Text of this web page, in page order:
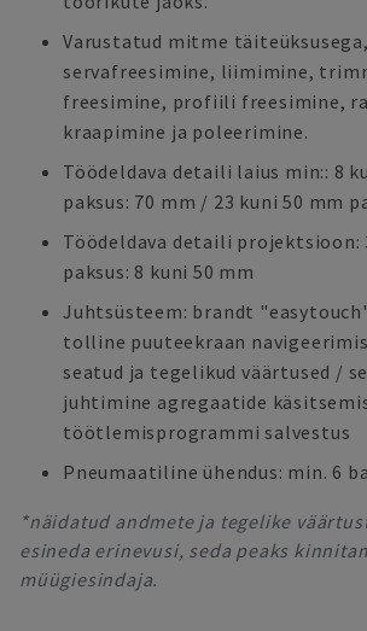
Varustatud mitme
servafreesimine, liimimine,
freesimine, profiili freesimine,
kraapimine ja poleerimine.
Töödeldava detaili laius min:: 8
paksus: 70 mm / 23 kuni 50 mm
Töödeldava detaili
paksus: 8 kuni 50 mm
Juhtsüsteem: brandt
tolline puuteekraan
seatud ja tegelikud väärtused /
juhtimine agregaatide
töötlemisprogrammi salvestus
Pneumaatiline ühendus: min. 6
*näidatud andmete ja tegelike
esineda erinevusi, seda peaks
müügiesindaja.